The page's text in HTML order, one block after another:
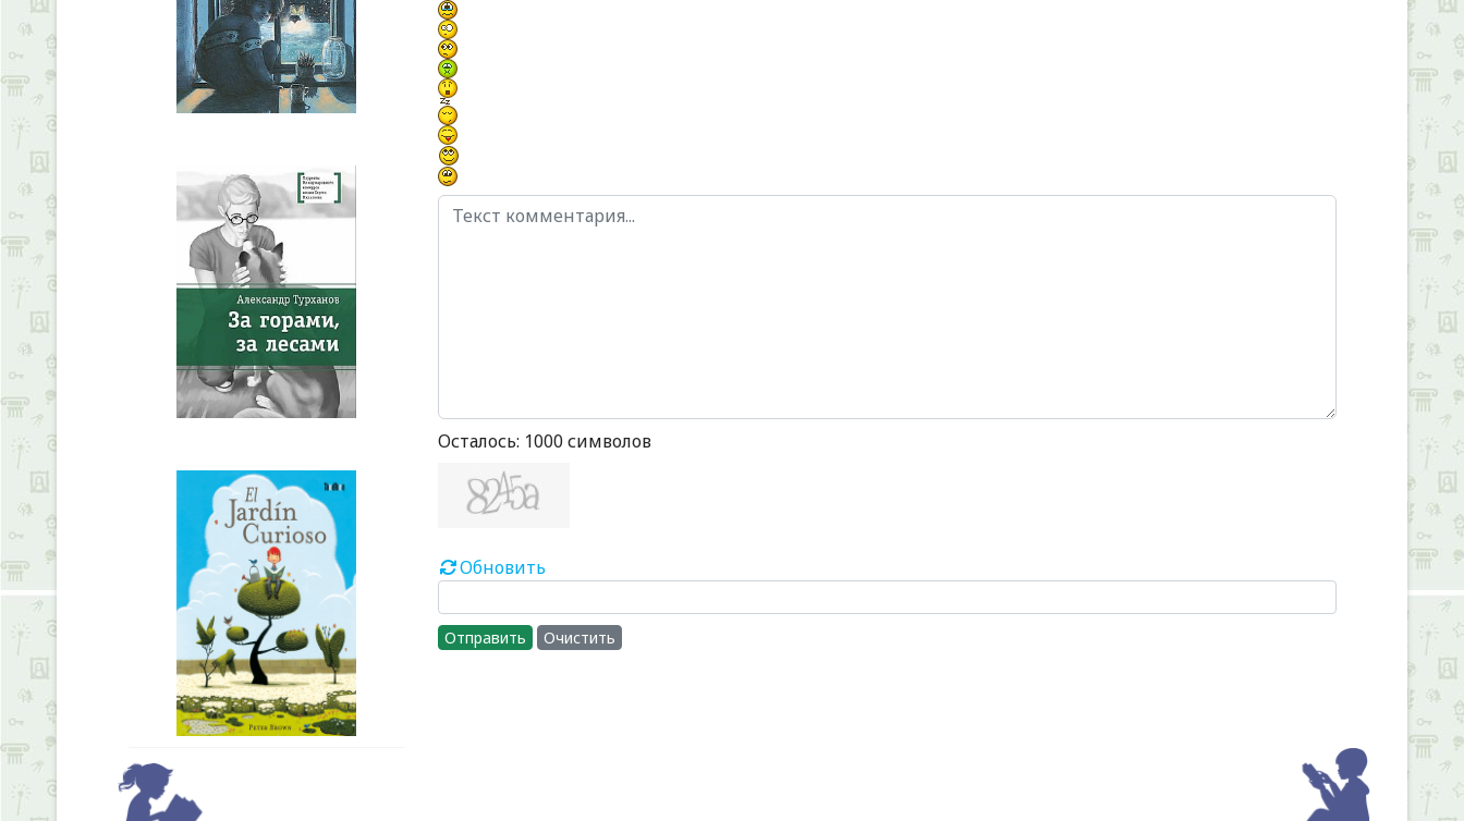
Осталось: 1000 символов
Обновить
Отправить Очистить